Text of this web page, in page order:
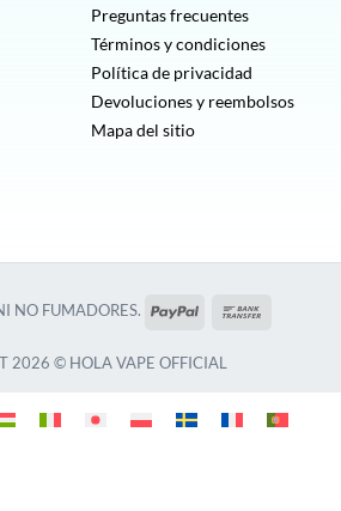
Preguntas frecuentes
Términos y condiciones
Política de privacidad
Devoluciones y reembolsos
Mapa del sitio
NO FUMADORES. PayPal
2026 © HOLA VAPE OFFICIAL